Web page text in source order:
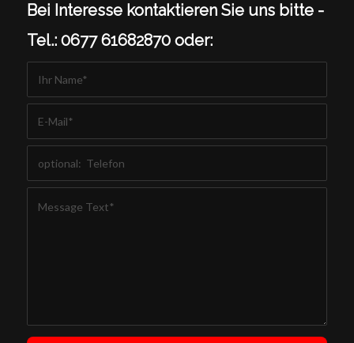
Bei Interesse kontaktieren Sie uns bitte -
Tel.: 0677 61682870 oder: